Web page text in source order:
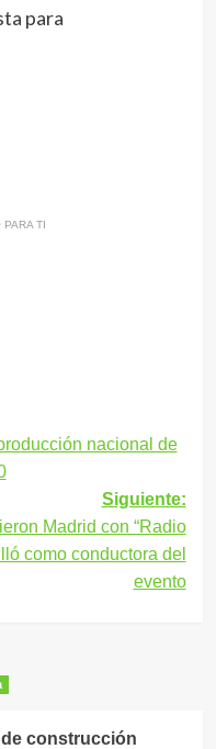
para
PARA TI
nacional de
Siguiente:
Madrid con “Radio
como conductora del
evento
construcción